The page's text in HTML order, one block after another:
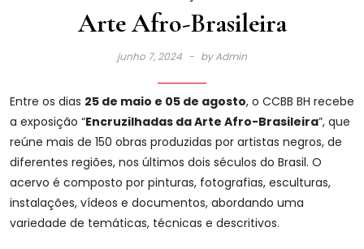
Arte Afro-Brasileira
junho 7, 2024 byAdmin
Entre os dias 25 de maio e 05 de agosto, o CCBB BH recebe
a exposição “Encruzilhadas da Arte Afro-Brasileira”, que
reúne mais de 150 obras produzidas por artistas negros, de
diferentes regiões, nos últimos dois séculos do Brasil. O
acervo é composto por pinturas, fotografias, esculturas,
instalações, vídeos e documentos, abordando uma
variedade de temáticas, técnicas e descritivos.